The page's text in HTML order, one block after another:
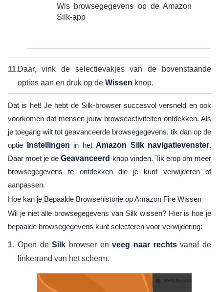
Wis browsegegevens op de Amazon
Silk-app
Daar, vink de selectievakjes van de bovenstaande
opties aan en druk op de Wissen knop.
Dat is het! Je hebt de Silk-browser succesvol versneld en ook
voorkomen dat mensen jouw browseactiviteiten ontdekken. Als
je toegang wilt tot geavanceerde browsegegevens, tik dan op de
optie
Instellingen in het Amazon Silk navigatievenster.
Daar moet je deGeavanceerd knop vinden. Tik erop om meer
browsegegevens te ontdekken die je kunt verwijderen of
aanpassen.
Hoe kan je Bepaalde Browsehistorie op Amazon Fire Wissen
Wil je niet alle browsegegevens van Silk wissen? Hier is hoe je
bepaalde browsegegevens kunt selecteren voor verwijdering:
Open deSilk browser enveeg naar rechtsvanaf de
linkerrand van het scherm.